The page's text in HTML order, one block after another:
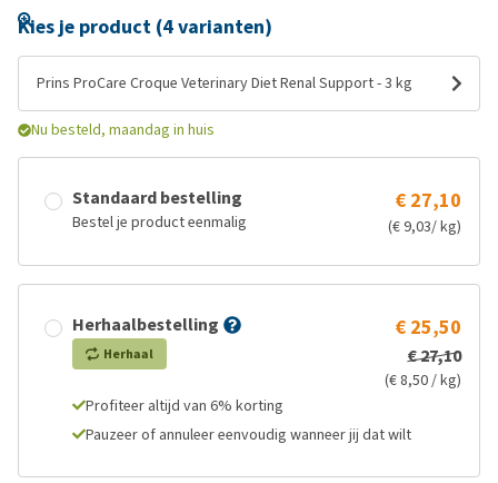
Kies je product (4 varianten)
Prins ProCare Croque Veterinary Diet Renal Support - 3 kg
Nu besteld, maandag in huis
Standaard bestelling
Bestel je product eenmalig
€ 27,10
(€ 9,03/ kg)
Herhaalbestelling
Herhaal
€ 25,50
€ 27,10
(€ 8,50 / kg)
Profiteer altijd van 6% korting
Pauzeer of annuleer eenvoudig wanneer jij dat wilt